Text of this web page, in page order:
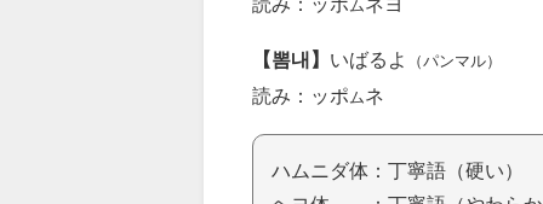
ム
【뽐내】 いばるよ （パンマル）
読み：ッポ ムネ
ハムニダ体：丁寧語（硬い）